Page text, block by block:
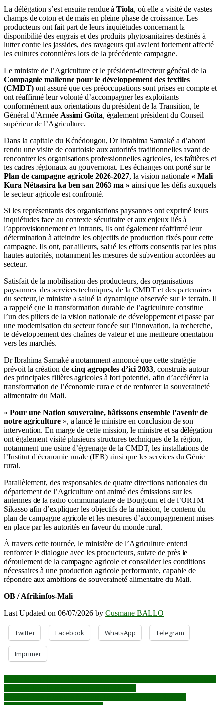
La délégation s’est ensuite rendue à Tiola, où elle a visité de vastes
champs de coton et de maïs en pleine phase de croissance. Les
producteurs ont fait part de leurs inquiétudes concernant la
disponibilité des engrais et des produits phytosanitaires destinés à
lutter contre les jassides, des ravageurs qui avaient fortement affecté
les cultures cotonnières lors de la précédente campagne.
Le ministre de l’Agriculture et le président-directeur général de la
Compagnie malienne pour le développement des textiles
(CMDT) ont assuré que ces préoccupations sont prises en compte et
ont réaffirmé leur volonté d’accompagner les exploitants
conformément aux orientations du président de la Transition, le
Général d’Armée Assimi Goïta, également président du Conseil
supérieur de l’Agriculture.
Dans la capitale du Kénédougou, Dr Ibrahima Samaké a d’abord
rendu une visite de courtoisie aux autorités traditionnelles avant de
rencontrer les organisations professionnelles agricoles, les faîtières et
les cadres régionaux au gouvernorat. Les échanges ont porté sur le
Plan de campagne agricole 2026-2027, la vision nationale « Mali
Kura Nétaasira ka ben san 2063 ma » ainsi que les défis auxquels
le secteur agricole est confronté.
Si les représentants des organisations paysannes ont exprimé leurs
inquiétudes face au contexte sécuritaire et aux enjeux liés à
l’approvisionnement en intrants, ils ont également réaffirmé leur
détermination à atteindre les objectifs de production fixés pour cette
campagne. Ils ont, par ailleurs, salué les efforts consentis par les plus
hautes autorités, notamment les mesures de subvention accordées au
secteur.
Satisfait de la mobilisation des producteurs, des organisations
paysannes, des services techniques, de la CMDT et des partenaires
du secteur, le ministre a salué la dynamique observée sur le terrain. Il
a rappelé que la transformation durable de l’agriculture constitue
l’un des piliers de la vision nationale de développement et passe par
une modernisation du secteur fondée sur l’innovation, la recherche,
le développement des chaînes de valeur et une meilleure orientation
vers les marchés.
Dr Ibrahima Samaké a notamment annoncé que cette stratégie
prévoit la création de cinq agropoles d’ici 2033, construits autour
des principales filières agricoles à fort potentiel, afin d’accélérer la
transformation de l’économie rurale et de renforcer la souveraineté
alimentaire du Mali.
« Pour une Nation souveraine, bâtissons ensemble l’avenir de
notre agriculture », a lancé le ministre en conclusion de son
intervention. En marge de cette mission, le ministre et sa délégation
ont également visité plusieurs structures techniques de la région,
notamment une usine d’égrenage de la CMDT, les installations de
l’Institut d’économie rurale (IER) ainsi que les services du Génie
rural.
Parallèlement, des responsables de quatre directions nationales du
département de l’Agriculture ont animé des émissions sur les
antennes de la radio communautaire de Bougouni et de l’ORTM
Sikasso afin d’expliquer les objectifs de la mission, le contenu du
plan de campagne agricole et les mesures d’accompagnement mises
en place par les autorités en faveur du monde rural.
À travers cette tournée, le ministère de l’Agriculture entend
renforcer le dialogue avec les producteurs, suivre de près le
déroulement de la campagne agricole et consolider les conditions
nécessaires à une production agricole performante, capable de
répondre aux ambitions de souveraineté alimentaire du Mali.
OB / Afrikinfos-Mali
Last Updated on 06/07/2026 by Ousmane BALLO
Twitter Facebook WhatsApp Telegram
Imprimer
Navigation
de